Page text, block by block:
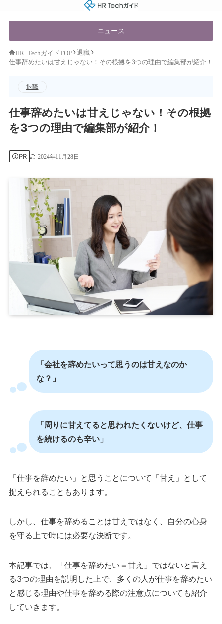
HR Techガイド
ニュース
HR TechガイドTOP
退職
仕事辞めたいは甘えじゃない！その根拠を3つの理由で編集部が紹介！
退職
仕事辞めたいは甘えじゃない！その根拠
を3つの理由で編集部が紹介！
PR 2024年11月28日
「会社を辞めたいって思うのは甘えなのか
な？」
「周りに甘えてると思われたくないけど、仕事
を続けるのも辛い」
「仕事を辞めたい」と思うことについて「甘え」として
捉えられることもあります。
しかし、仕事を辞めることは甘えではなく、自分の心身
を守る上で時には必要な決断です。
本記事では、「仕事を辞めたい＝甘え」ではないと言え
る3つの理由を説明した上で、多くの人が仕事を辞めたい
と感じる理由や仕事を辞める際の注意点についても紹介
していきます。